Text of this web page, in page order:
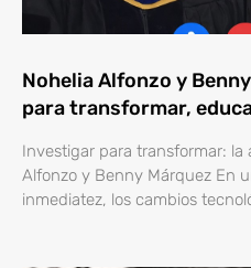
Nohelia Alfonzo y
para transformar,
Investigar para transformar: la
Alfonzo y Benny Márquez En
inmediatez, los cambios